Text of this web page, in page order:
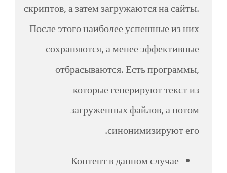
скриптов, а затем загружаются на сайты.
После этого наиболее успешные из них
сохраняются, а менее эффективные
отбрасываются. Есть программы,
которые генерируют текст из
загруженных файлов, а потом
синонимизируют его.
Контент в данном случае